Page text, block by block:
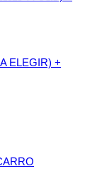
ELEGIR) +